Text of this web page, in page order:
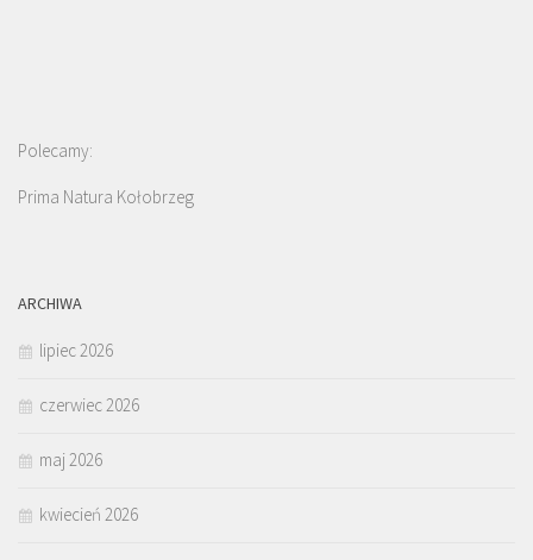
Polecamy:
Prima Natura Kołobrzeg
ARCHIWA
lipiec 2026
czerwiec 2026
maj 2026
kwiecień 2026